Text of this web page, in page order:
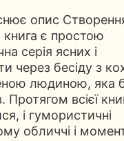
опис
книга є простою
серія ясних і
через бесіду з
людиною, яка
всієї
і гумористичні
обличчі і